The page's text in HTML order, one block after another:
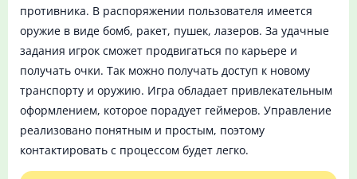
противника. В распоряжении пользователя имеется
оружие в виде бомб, ракет, пушек, лазеров. За удачные
задания игрок сможет продвигаться по карьере и
получать очки. Так можно получать доступ к новому
транспорту и оружию. Игра обладает привлекательным
оформлением, которое порадует геймеров. Управление
реализовано понятным и простым, поэтому
контактировать с процессом будет легко.